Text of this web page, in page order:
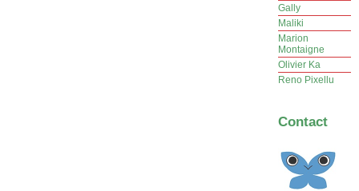
Gally
Maliki
Marion
Montaigne
Olivier Ka
Reno Pixellu
Contact